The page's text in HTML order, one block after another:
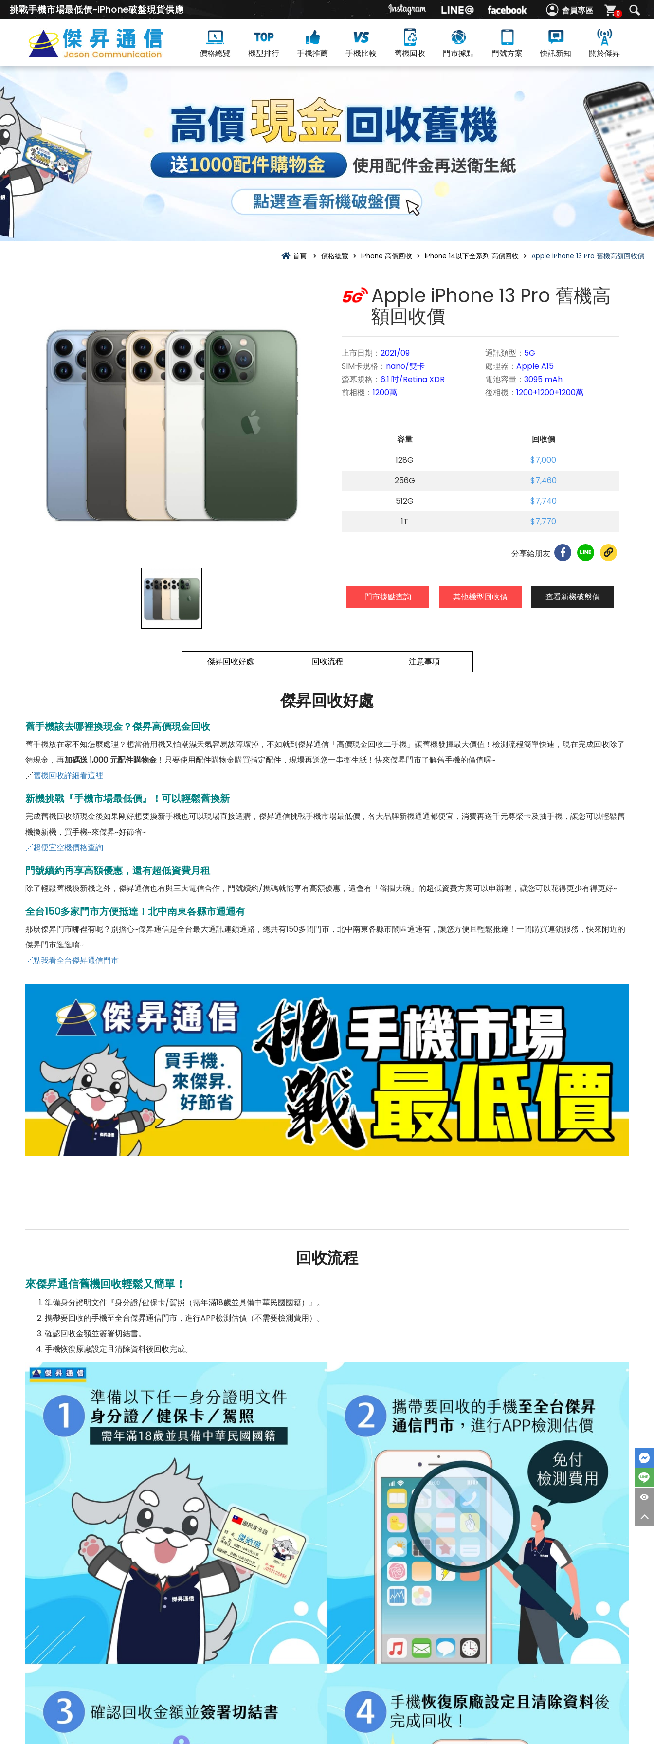
會員專區 0
挑戰手機市場最低價~iPhone破盤現貨供應
價格總覽 機型排行 手機推薦 手機比較 舊機回收 門市據點 門號方案 快訊新知 關於傑昇
首頁 價格總覽 iPhone 高價回收 iPhone 14以下全系列 高價回收 Apple iPhone 13 Pro 舊機高額回收價
Apple iPhone 13 Pro 舊機高
額回收價
上市日期： 2021/09 通訊類型： 5G
SIM卡規格： nano/雙卡 處理器： Apple A15
螢幕規格： 6.1 吋/Retina XDR 電池容量： 3095 mAh
前相機： 1200萬 後相機： 1200+1200+1200萬
容量
回收價
128G
$7,000
256G
$7,460
512G
$7,740
1T
$7,770
分享給朋友
門市據點查詢 其他機型回收價 查看新機破盤價
傑昇回收好處 回收流程 注意事項
傑昇回收好處
舊手機該去哪裡換現金？傑昇高價現金回收
舊手機放在家不知怎麼處理？想當備用機又怕潮濕天氣容易故障壞掉，不如就到傑昇通信「高價現金回收二手機」讓舊機發揮最大價值！檢測流程簡單快速，現在完成回收除了
領現金，再加碼送 1,000 元配件購物金 ！只要使用配件購物金購買指定配件，現場再送您一串衛生紙！快來傑昇門市了解舊手機的價值喔~
🔗舊機回收詳細看這裡
新機挑戰『手機市場最低價』！可以輕鬆舊換新
完成舊機回收領現金後如果剛好想要換新手機也可以現場直接選購，傑昇通信挑戰手機市場最低價，各大品牌新機通通都便宜，消費再送千元尊榮卡及抽手機，讓您可以輕鬆舊
機換新機，買手機~來傑昇~好節省~
🔗超便宜空機價格查詢
門號續約再享高額優惠，還有超低資費月租
除了輕鬆舊機換新機之外，傑昇通信也有與三大電信合作，門號續約/攜碼就能享有高額優惠，還會有「俗擱大碗」的超低資費方案可以申辦喔，讓您可以花得更少有得更好~
全台150多家門市方便抵達！北中南東各縣市通通有
那麼傑昇門市哪裡有呢？別擔心~傑昇通信是全台最大通訊連鎖通路，總共有150多間門市，北中南東各縣市鬧區通通有，讓您方便且輕鬆抵達！一間購買連鎖服務，快來附近的
傑昇門市逛逛唷~
🔗點我看全台傑昇通信門市
回收流程
來傑昇通信舊機回收輕鬆又簡單！
準備身分證明文件『身分證/健保卡/駕照（需年滿18歲並具備中華民國國籍）』。
攜帶要回收的手機至全台傑昇通信門市，進行APP檢測估價（不需要檢測費用）。
確認回收金額並簽署切結書。
手機恢復原廠設定且清除資料後回收完成。